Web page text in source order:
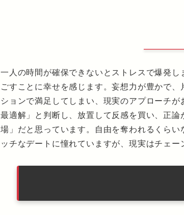
一人の時間が確保できないとストレスで爆発
ごすことに幸せを感じます。妄想力が豊かで
ションで満足してしまい、現実のアプローチ
最適解」と判断し、放置して反感を買い、正
場」だと思っています。自由を奪われるくら
ッチなデートに憧れていますが、現実はチェ